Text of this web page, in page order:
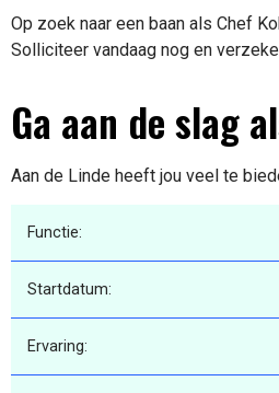
Op zoek naar een baan als Chef
Solliciteer vandaag nog en
Ga aan de slag
Aan de Linde heeft jou veel te
Functie:
Startdatum:
Ervaring: